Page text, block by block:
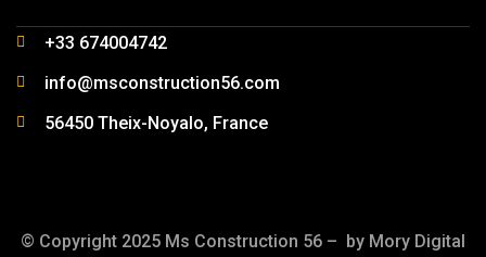
+33 674004742
info@msconstruction56.com
56450 Theix-Noyalo, France
© Copyright 2025 Ms Construction 56 – by Mory Digital